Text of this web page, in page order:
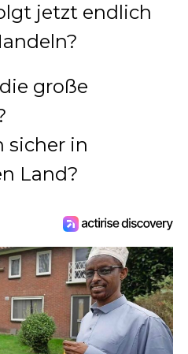
jetzt endlich
große
sicher in
Land?